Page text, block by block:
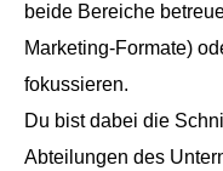
beide Bereiche
Marketing-Formate)
fokussieren.
Du bist dabei die
Abteilungen des